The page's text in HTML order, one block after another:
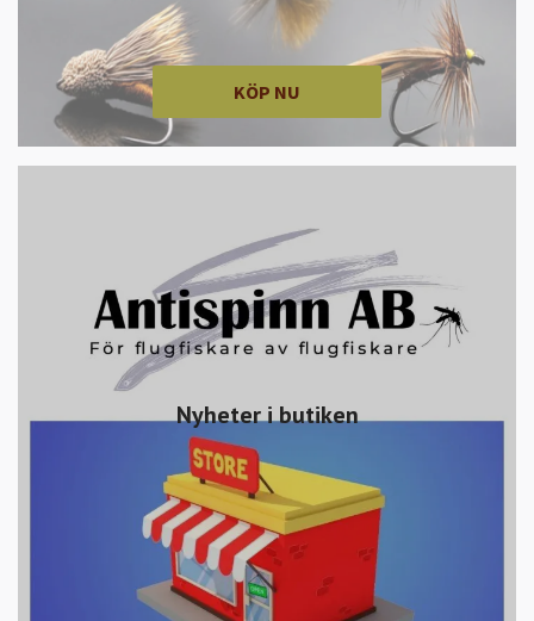
KÖP NU
Nyheter i butiken